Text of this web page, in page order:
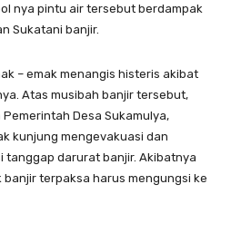
nya pintu air tersebut berdampak
Sukatani banjir.
– emak menangis histeris akibat
Atas musibah banjir tersebut,
Desa Sukamulya,
kunjung mengevakuasi dan
tanggap darurat banjir. Akibatnya
terpaksa harus mengungsi ke